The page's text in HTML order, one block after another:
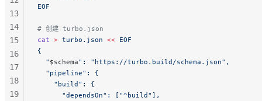
EOF
# 创建 turbo.json
cat > turbo.json << EOF
{
  "
$schema": "https://turbo.build/schema.json",
  "pipeline": {
    "build": {
      "dependsOn": ["^build"],
13
14
15
16
17
18
19